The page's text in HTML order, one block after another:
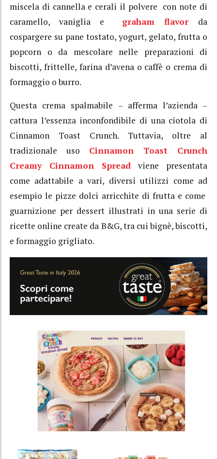
miscela di cannella e cerali il polvere con note di
caramello, vaniglia e graham flavor da
cospargere su pane tostato, yogurt, gelato, frutta o
popcorn o da mescolare nelle preparazioni di
biscotti, frittelle, farina d’avena o caffè o crema di
formaggio o burro.
Questa crema spalmabile – afferma l’azienda –
cattura l’essenza inconfondibile di una ciotola di
Cinnamon Toast Crunch. Tuttavia, oltre al
tradizionale uso Cinnamon Toast Crunch
Creamy Cinnamon Spread viene presentata
come adattabile a vari, diversi utilizzi come ad
esempio le pizze dolci arricchite di frutta e come
guarnizione per dessert illustrati in una serie di
ricette online create da B&G, tra cui bignè, biscotti,
e formaggio grigliato.